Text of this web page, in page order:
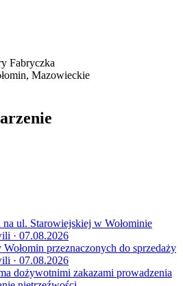
Fabryczka
Mazowieckie
ul. Starowiejskiej w Wołominie
· 07.08.2026
przeznaczonych do sprzedaży
· 07.08.2026
dożywotnimi zakazami prowadzenia